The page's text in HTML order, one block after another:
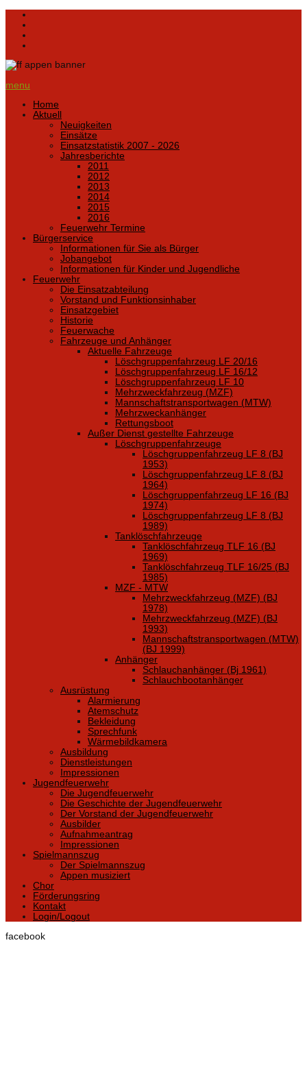
menu
Home
Aktuell
Neuigkeiten
Einsätze
Einsatzstatistik 2007 - 2026
Jahresberichte
2011
2012
2013
2014
2015
2016
Feuerwehr Termine
Bürgerservice
Informationen für Sie als Bürger
Jobangebot
Informationen für Kinder und Jugendliche
Feuerwehr
Die Einsatzabteilung
Vorstand und Funktionsinhaber
Einsatzgebiet
Historie
Feuerwache
Fahrzeuge und Anhänger
Aktuelle Fahrzeuge
Löschgruppenfahrzeug LF 20/16
Löschgruppenfahrzeug LF 16/12
Löschgruppenfahrzeug LF 10
Mehrzweckfahrzeug (MZF)
Mannschaftstransportwagen (MTW)
Mehrzweckanhänger
Rettungsboot
Außer Dienst gestellte Fahrzeuge
Löschgruppenfahrzeuge
Löschgruppenfahrzeug LF 8 (BJ
1953)
Löschgruppenfahrzeug LF 8 (BJ
1964)
Löschgruppenfahrzeug LF 16 (BJ
1974)
Löschgruppenfahrzeug LF 8 (BJ
1989)
Tanklöschfahrzeuge
Tanklöschfahrzeug TLF 16 (BJ
1969)
Tanklöschfahrzeug TLF 16/25 (BJ
1985)
MZF - MTW
Mehrzweckfahrzeug (MZF) (BJ
1978)
Mehrzweckfahrzeug (MZF) (BJ
1993)
Mannschaftstransportwagen (MTW)
(BJ 1999)
Anhänger
Schlauchanhänger (Bj 1961)
Schlauchbootanhänger
Ausrüstung
Alarmierung
Atemschutz
Bekleidung
Sprechfunk
Wärmebildkamera
Ausbildung
Dienstleistungen
Impressionen
Jugendfeuerwehr
Die Jugendfeuerwehr
Die Geschichte der Jugendfeuerwehr
Der Vorstand der Jugendfeuerwehr
Ausbilder
Aufnahmeantrag
Impressionen
Spielmannszug
Der Spielmannszug
Appen musiziert
Chor
Förderungsring
Kontakt
Login/Logout
facebook